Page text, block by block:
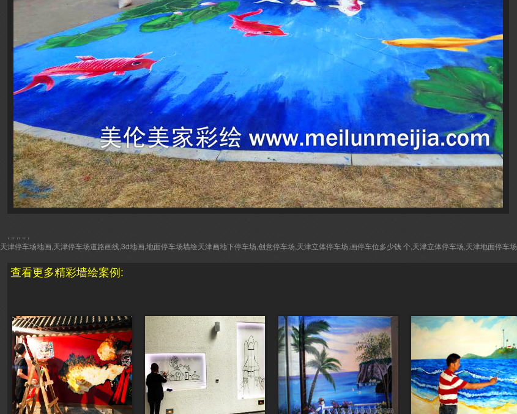
, ,, ,, ,, ,
天津停车场地画,天津停车场道路画线,3d地画,地面停车场墙绘天津画地下停车场,创意停车场,天津立体停车场,画停车位多少钱 个,天津立体停车场,天津地面停车场
查看更多精彩墙绘案例: